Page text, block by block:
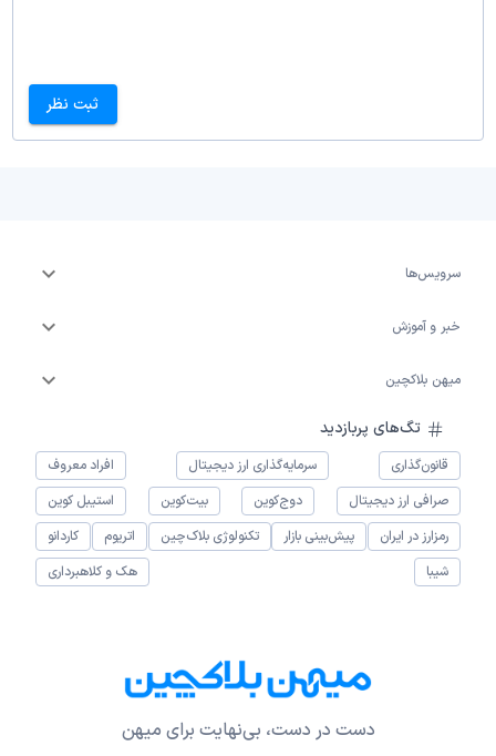
ثبت نظر
سرویس‌ها
خبر و آموزش
میهن بلاکچین
تگ‌های پربازدید
قانون‌گذاری سرمایه‌گذاری ارز دیجیتال
افراد معروف
صرافی ارز دیجیتال
دوج‌کوین بیت‌کوین
استیبل کوین
رمزارز در ایران
پیش‌بینی بازار تکنولوژی بلاک‌چین اتریوم
کاردانو
شیبا
هک و کلاهبرداری
دست در دست، بی‌نهایت برای میهن